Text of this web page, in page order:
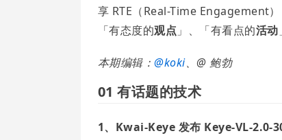
享 RTE（Real-Time Engagement
「有态度的观点 」、「有看点的活动
本期编辑：@koki、@ 鲍勃
01 有话题的技术
1、Kwai-Keye 发布 Keye-VL-2.0-